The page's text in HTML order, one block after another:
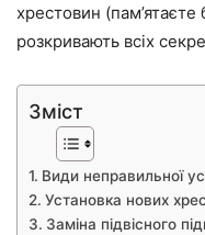
хрестовин (пам’ятаєте
розкривають всіх
Зміст
Види неправильної
Установка нових
Заміна підвісного